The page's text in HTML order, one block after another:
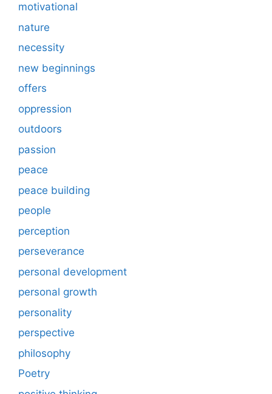
motivational
nature
necessity
new beginnings
offers
oppression
outdoors
passion
peace
peace building
people
perception
perseverance
personal development
personal growth
personality
perspective
philosophy
Poetry